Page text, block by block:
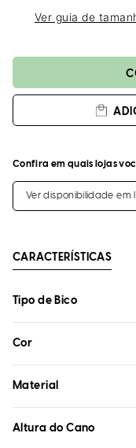
Ver guia de
Confira em quais lojas
Ver disponibilidade em
CARACTERÍSTICAS
Tipo de Bico
Cor
Material
Altura do Cano